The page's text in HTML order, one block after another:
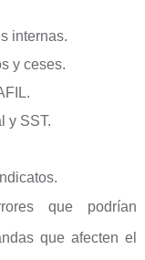
internas.
y ceses.
y SST.
que podrían
que afecten el